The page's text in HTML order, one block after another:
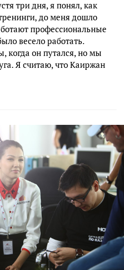
три дня, я понял, как
до меня дошло
профессиональные
весело работать.
когда он путался, но мы
Я считаю, что Каиржан